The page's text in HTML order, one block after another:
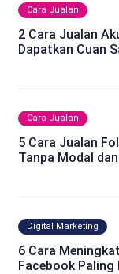
Cara Jualan
2 Cara Jualan
Dapatkan Cuan
Cara Jualan
5 Cara Jualan
Tanpa Modal
Digital Marketing
6 Cara
Facebook